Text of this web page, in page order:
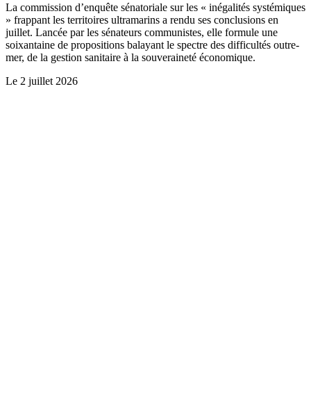
La commission d’enquête sénatoriale sur les « inégalités systémiques
» frappant les territoires ultramarins a rendu ses conclusions en
juillet. Lancée par les sénateurs communistes, elle formule une
soixantaine de propositions balayant le spectre des difficultés outre-
mer, de la gestion sanitaire à la souveraineté économique.
Le 2 juillet 2026